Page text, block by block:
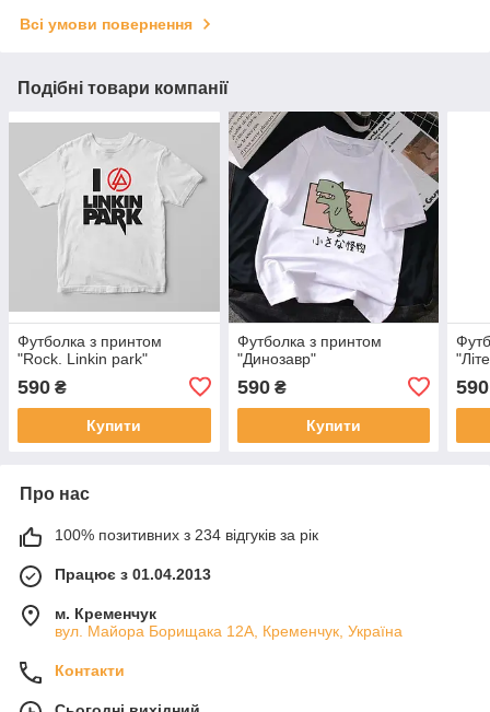
Всі умови повернення
Подібні товари компанії
Футболка з принтом
"Rock. Linkin park"
590 ₴
Купити
Футболка з принтом
"Динозавр"
590₴
Купити
590
Про нас
100% позитивних з 234 відгуків за рік
Працює з 01.04.2013
м. Кременчук
вул. Майора Борищака 12А, Кременчук, Україна
Контакти